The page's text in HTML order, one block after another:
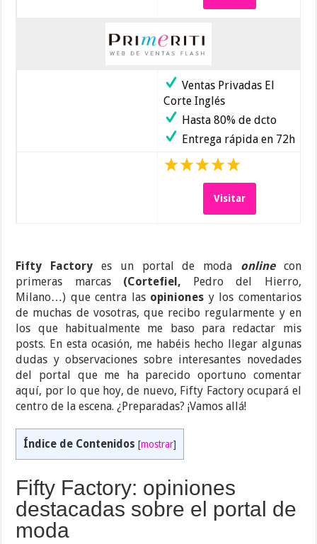
Ventas Privadas El
Corte Inglés
Hasta 80% de dcto
Entrega rápida en 72h
Visitar
Fifty Factory es un portal de moda onlinecon
primeras marcas (Cortefiel, Pedro del Hierro,
Milano…) que centra las opiniones y los comentarios
de muchas de vosotras, que recibo regularmente y en
los que habitualmente me baso para redactar mis
posts. En esta ocasión, me habéis hecho llegar algunas
dudas y observaciones sobre interesantes novedades
del portal que me ha parecido oportuno comentar
aquí, por lo que hoy, de nuevo, Fifty Factory ocupará el
centro de la escena. ¿Preparadas? ¡Vamos allá!
Índice de Contenidos [mostrar]
Fifty Factory: opiniones
destacadas sobre el portal de
moda